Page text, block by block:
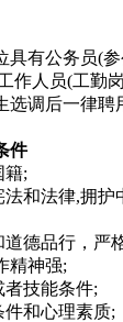
具有公务员(
作人员(工勤
选调后一律聘
件
籍;
和法律,拥护
德品行，严
精神强;
技能条件;
件和心理素质;